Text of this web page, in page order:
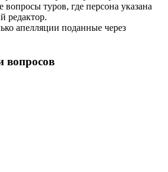
вопросы туров, где персона указана
редактор.
апелляции поданные через
вопросов